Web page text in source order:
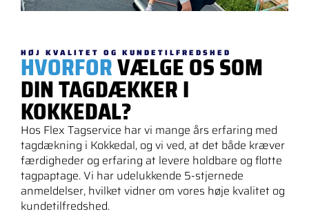
HØJ KVALITET OG KUNDETILFREDSHED
HVORFORVÆLGE OS SOM
DIN TAGDÆKKER I
KOKKEDAL?
Hos Flex Tagservice har vi mange års erfaring med
tagdækning i Kokkedal, og vi ved, at det både kræver
færdigheder og erfaring at levere holdbare og flotte
tagpaptage. Vi har udelukkende 5-stjernede
anmeldelser, hvilket vidner om vores høje kvalitet og
kundetilfredshed.